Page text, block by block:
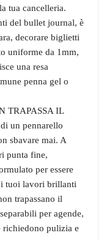
tua cancelleria.
del bullet journal, è
decorare biglietti
uniforme da 1mm,
una resa
penna gel o
TRAPASSA IL
un pennarello
sbavare mai. A
punta fine,
per essere
i tuoi lavori brillanti
trapassano il
per agende,
richiedono pulizia e